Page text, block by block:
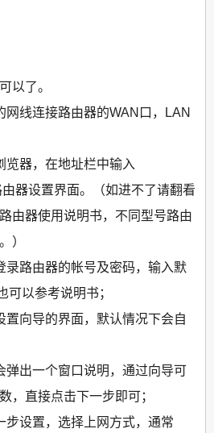
以了。
网线连接路由器的WAN口，LAN
览器，在地址栏中输入
器设置界面。（如进不了请翻看
由器使用说明书，不同型号路由
）
录路由器的帐号及密码，输入默
可以参考说明书；
置向导的界面，默认情况下会自
弹出一个窗口说明，通过向导可
，直接点击下一步即可；
步设置，选择上网方式，通常